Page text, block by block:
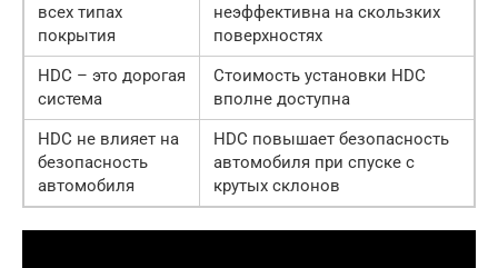
всех типах
покрытия
неэффективна на скользких
поверхностях
HDC – это дорогая
система
Стоимость установки HDC
вполне доступна
HDC не влияет на
безопасность
автомобиля
HDC повышает безопасность
автомобиля при спуске с
крутых склонов